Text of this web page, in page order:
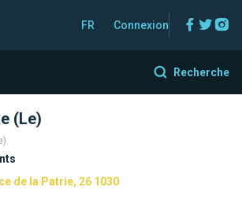
FR Connexion
Recherche
(Le)
de la Patrie, 26 1030